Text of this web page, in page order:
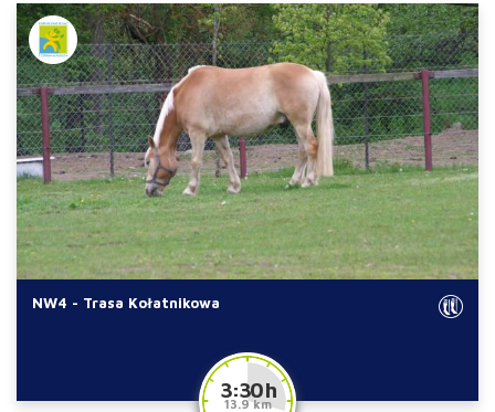
NW4 - Trasa Kołatnikowa
3:30 h
13.9 km